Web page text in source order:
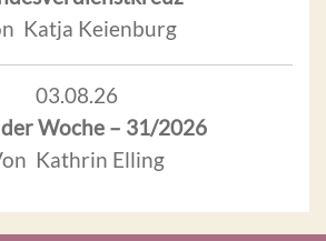
Katja Keienburg
03.08.26
der Woche – 31/2026
Kathrin Elling